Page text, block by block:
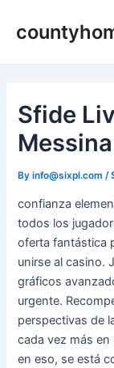
Sfide
Messina
Byinfo@sixpl.com /
confianza
todos los
oferta fantástica
unirse al casino.
gráficos
urgente.
perspectivas de
cada vez más
en eso, se está